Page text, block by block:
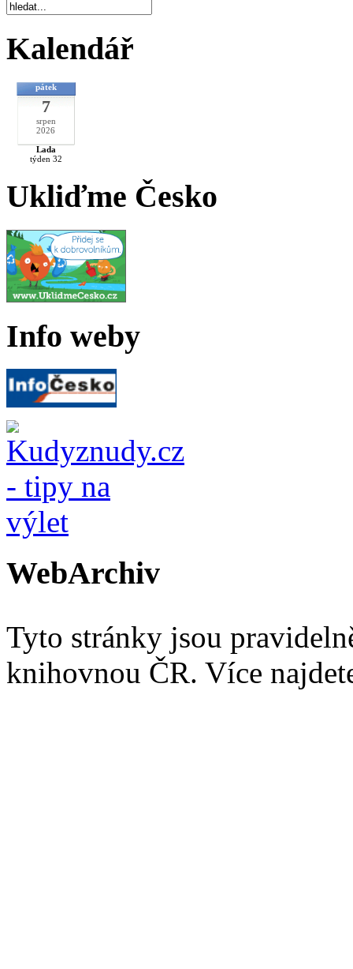
Kalendář
pátek
7
srpen
2026
Lada
týden 32
Ukliďme Česko
Info weby
WebArchiv
Tyto stránky jsou
knihovnou ČR. Více